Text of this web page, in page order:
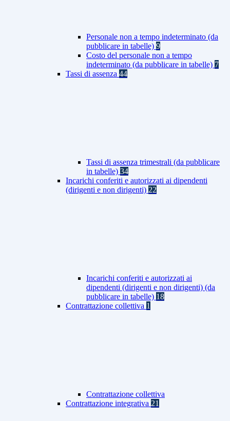
Personale non a tempo indeterminato (da
pubblicare in tabelle) 9
Costo del personale non a tempo
indeterminato (da pubblicare in tabelle) 7
Tassi di assenza 44
Tassi di assenza trimestrali (da pubblicare
in tabelle) 34
Incarichi conferiti e autorizzati ai dipendenti
(dirigenti e non dirigenti) 22
Incarichi conferiti e autorizzati ai
dipendenti (dirigenti e non dirigenti) (da
pubblicare in tabelle) 18
Contrattazione collettiva 1
Contrattazione collettiva
Contrattazione integrativa 21